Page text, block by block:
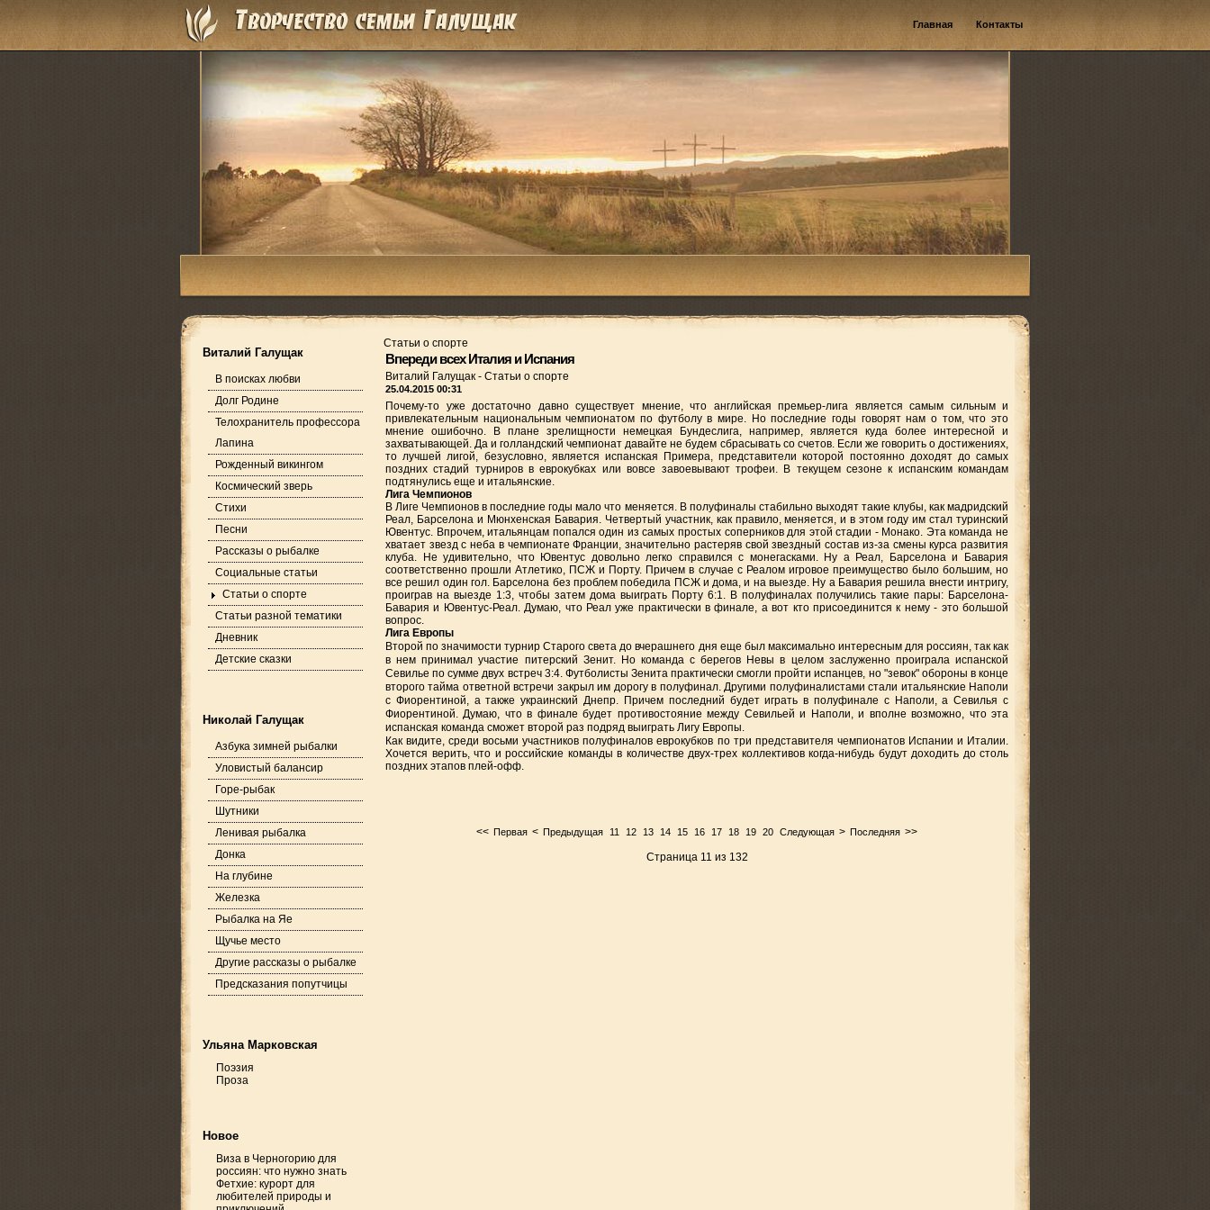
Главная Контакты
Виталий Галущак
В поисках любви
Долг Родине
Телохранитель профессора
Лапина
Рожденный викингом
Космический зверь
Стихи
Песни
Рассказы о рыбалке
Социальные статьи
Статьи о спорте
Статьи разной тематики
Дневник
Детские сказки
Николай Галущак
Азбука зимней рыбалки
Уловистый балансир
Горе-рыбак
Шутники
Ленивая рыбалка
Донка
На глубине
Железка
Рыбалка на Яе
Щучье место
Другие рассказы о рыбалке
Предсказания попутчицы
Ульяна Марковская
Поэзия
Проза
Новое
Виза в Черногорию для
россиян: что нужно знать
Фетхие: курорт для
любителей природы и
Статьи о спорте
Впереди всех Италия и Испания
Виталий Галущак - Статьи о спорте
25.04.2015 00:31
Почему-то уже достаточно давно существует мнение, что английская премьер-лига является самым сильным и
привлекательным национальным чемпионатом по футболу в мире. Но последние годы говорят нам о том, что это
мнение ошибочно. В плане зрелищности немецкая Бундеслига, например, является куда более интересной и
захватывающей. Да и голландский чемпионат давайте не будем сбрасывать со счетов. Если же говорить о достижениях,
то лучшей лигой, безусловно, является испанская Примера, представители которой постоянно доходят до самых
поздних стадий турниров в еврокубках или вовсе завоевывают трофеи. В текущем сезоне к испанским командам
подтянулись еще и итальянские.
Лига Чемпионов
В Лиге Чемпионов в последние годы мало что меняется. В полуфиналы стабильно выходят такие клубы, как мадридский
Реал, Барселона и Мюнхенская Бавария. Четвертый участник, как правило, меняется, и в этом году им стал туринский
Ювентус. Впрочем, итальянцам попался один из самых простых соперников для этой стадии - Монако. Эта команда не
хватает звезд с неба в чемпионате Франции, значительно растеряв свой звездный состав из-за смены курса развития
клуба. Не удивительно, что Ювентус довольно легко справился с монегасками. Ну а Реал, Барселона и Бавария
соответственно прошли Атлетико, ПСЖ и Порту. Причем в случае с Реалом игровое преимущество было большим, но
все решил один гол. Барселона без проблем победила ПСЖ и дома, и на выезде. Ну а Бавария решила внести интригу,
проиграв на выезде 1:3, чтобы затем дома выиграть Порту 6:1. В полуфиналах получились такие пары: Барселона-
Бавария и Ювентус-Реал. Думаю, что Реал уже практически в финале, а вот кто присоединится к нему - это большой
вопрос.
Лига Европы
Второй по значимости турнир Старого света до вчерашнего дня еще был максимально интересным для россиян, так как
в нем принимал участие питерский Зенит. Но команда с берегов Невы в целом заслуженно проиграла испанской
Севилье по сумме двух встреч 3:4. Футболисты Зенита практически смогли пройти испанцев, но "зевок" обороны в конце
второго тайма ответной встречи закрыл им дорогу в полуфинал. Другими полуфиналистами стали итальянские Наполи
с Фиорентиной, а также украинский Днепр. Причем последний будет играть в полуфинале с Наполи, а Севилья с
Фиорентиной. Думаю, что в финале будет противостояние между Севильей и Наполи, и вполне возможно, что эта
испанская команда сможет второй раз подряд выиграть Лигу Европы.
Как видите, среди восьми участников полуфиналов еврокубков по три представителя чемпионатов Испании и Италии.
Хочется верить, что и российские команды в количестве двух-трех коллективов когда-нибудь будут доходить до столь
поздних этапов плей-офф.
<< Первая < Предыдущая 11 12 13 14 15 16 17 18 19 20 Следующая > Последняя >>
Страница 11 из 132